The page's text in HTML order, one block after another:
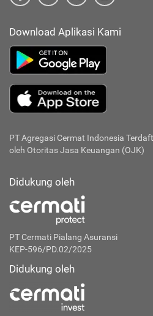
Download Aplikasi Kami
PT Agregasi Cermat Indonesia
oleh Otoritas Jasa Keuangan (OJK)
Didukung oleh
PT Cermati Pialang Asuransi
KEP-596/PD.02/2025
Didukung oleh